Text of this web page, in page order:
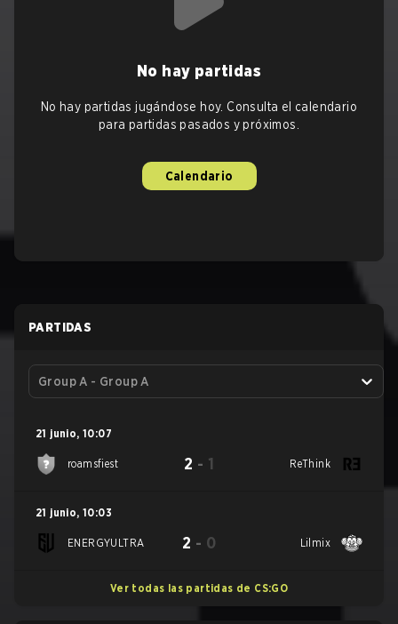
No hay partidas
No hay partidas jugándose hoy. Consulta el calendario
para partidas pasados y próximos.
Calendario
PARTIDAS
Group A - Group A
21 junio, 10:07
roamsfiest 2 - 1 ReThink
21 junio, 10:03
ENERGYULTRA 2 - 0 Lilmix
Ver todas las partidas de CS:GO